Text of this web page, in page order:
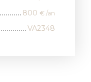
800 € /an
VA2348